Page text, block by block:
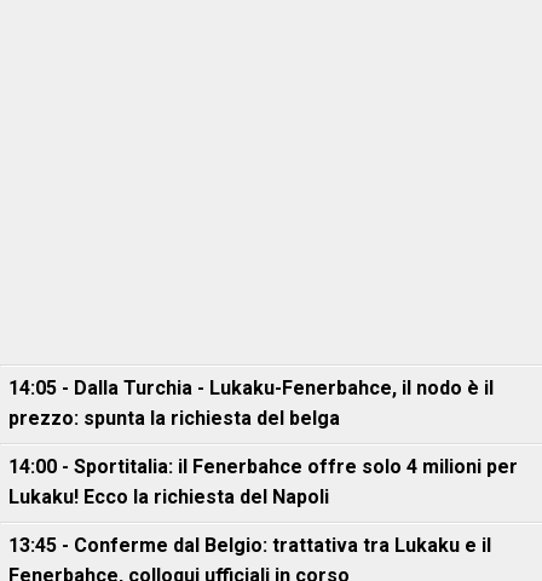
14:05 - Dalla Turchia - Lukaku-Fenerbahce, il nodo è il
prezzo: spunta la richiesta del belga
14:00 - Sportitalia: il Fenerbahce offre solo 4 milioni per
Lukaku! Ecco la richiesta del Napoli
13:45 - Conferme dal Belgio: trattativa tra Lukaku e il
Fenerbahce, colloqui ufficiali in corso